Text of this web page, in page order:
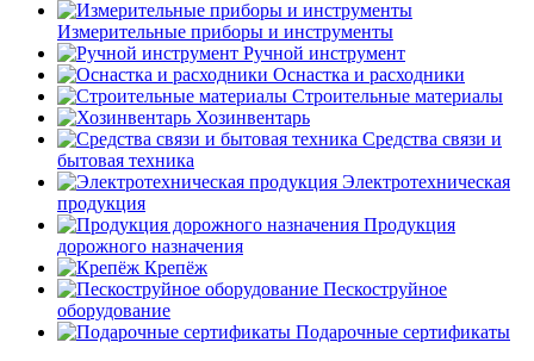
Измерительные приборы и инструменты
Ручной инструмент
Оснастка и расходники
Строительные материалы
Хозинвентарь
Средства связи и
бытовая техника
Электротехническая
продукция
Продукция
дорожного назначения
Крепёж
Пескоструйное
оборудование
Подарочные сертификаты